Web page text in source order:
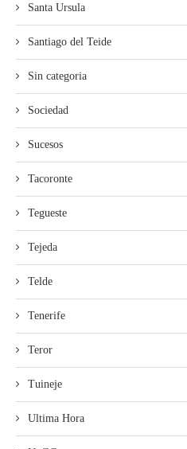
Santa Ursula
Santiago del Teide
Sin categoria
Sociedad
Sucesos
Tacoronte
Tegueste
Tejeda
Telde
Tenerife
Teror
Tuineje
Ultima Hora